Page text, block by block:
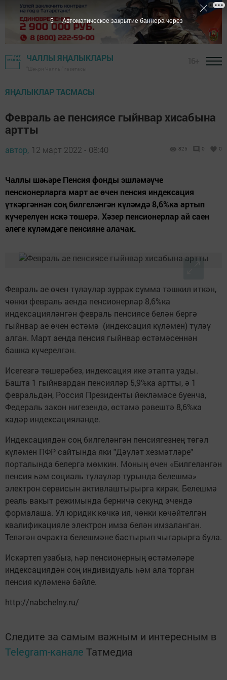
ЧАЛЛЫ ЯҢАЛЫКЛАРЫ
ЯҢАЛЫКЛАР ТАСМАСЫ
Февраль ае пенсиясе гыйнвар хисабына
артты
автор, 12 март 2022 - 08:40 825 0 0
Чаллы шәһәре Пенсия фонды эшләмәүче
пенсионерларга март ае өчен пенсия индексация
үткәргәннән соң билгеләнгән күләмдә 8,6%ка артып
күчерелүен искә төшерә. Хәзер пенсионерлар ай саен
әлеге күләмдәге пенсияне алачак.
Февраль ае өчен түләүләр зуррак сумма тәшкил иткән,
чөнки февраль аенда пенсионерлар 8,6%ка
индексацияләнгән февраль пенсиясе белән бергә
гыйнвар ае өчен өстәмә (индексация күләмен) түләү
алган. Март аенда пенсия гыйнвар өстәмәсеннән
башка күчерелгән.
Исегезгә төшерәбез, индексация ике этапта узды.
Башта 1 гыйнвардан пенсияләр 5,9%ка артты, ә 1
февральдән, Россия Президенты йөкләмәсе буенча,
Федераль закон нигезендә, өстәмә рәвештә 8,6%ка
кадәр индексацияләнде.
Индексациядән соң билгеләнгән пенсиягезнең төгәл
күләмен ПФР сайтында яки "Дәүләт хезмәтләре"
порталында белергә мөмкин. Моның өчен «Билгеләнгән
пенсия һәм социаль түләүләр турында белешмә»
электрон сервисын активлаштырырга кирәк. Белешмә
реаль вакыт режимында берничә секунд эчендә
формалаша. Ул юридик көчкә ия, чөнки көчәйтелгән
квалификацияле электрон имза белән имзаланган.
Теләгән очракта белешмәне бастырып чыгарырга була.
Искәртеп узабыз, һәр пенсионерның өстәмәләре
индексациядән соң индивидуаль һәм ала торган
пенсия күләменә бәйле.
http://nabchelny.ru/
Следите за самым важным и интересным в
Telegram-канале Татмедиа
4 Автоматическое закрытие баннера через